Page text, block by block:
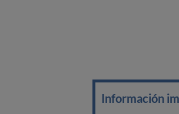
Información